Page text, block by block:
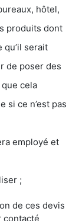
hôtel,
produits dont
serait
de poser des
cela
si ce n’est pas
employé et
;
de ces devis
contacté